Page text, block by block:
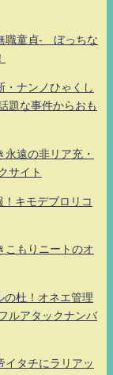
職童貞- ぼっちな
・ナンノひゃくし
題な事件からおも
遠の非リア充・
サイト
キモデブロリコ
もりニートのオ
の杜！オネエ管理
ルアタックナンバ
イタチにラリアッ